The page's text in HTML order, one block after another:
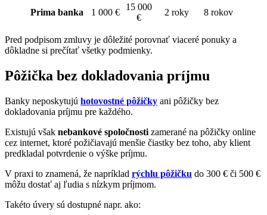
Prima banka 1 000 €
15 000
€
2 roky 8 rokov
Pred podpisom zmluvy je dôležité porovnať viaceré ponuky a
dôkladne si prečítať všetky podmienky.
Pôžička bez dokladovania príjmu
Banky neposkytujú hotovostné pôžičky ani pôžičky bez
dokladovania príjmu pre každého.
Existujú však nebankové spoločnosti zamerané na pôžičky online
cez internet, ktoré požičiavajú menšie čiastky bez toho, aby klient
predkladal potvrdenie o výške príjmu.
V praxi to znamená, že napríklad rýchlu pôžičku do 300 € či 500 €
môžu dostať aj ľudia s nízkym príjmom.
Takéto úvery sú dostupné napr. ako: